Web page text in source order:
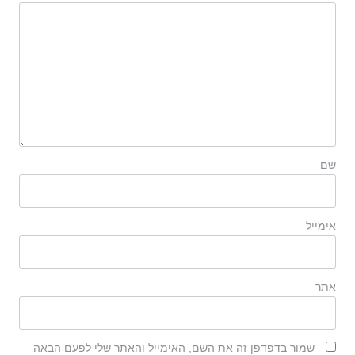
שם
אימייל
אתר
שמור בדפדפן זה את השם, האימייל והאתר שלי לפעם הבאה